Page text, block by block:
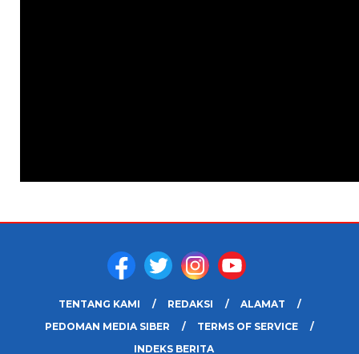
TENTANG KAMI REDAKSI
ALAMAT
PEDOMAN MEDIA SIBER
TERMS OF SERVICE
INDEKS BERITA